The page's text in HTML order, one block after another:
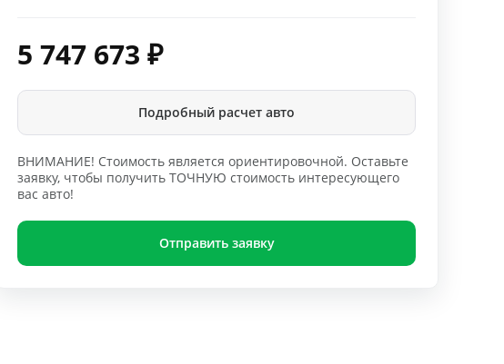
5 747 673 ₽
Подробный расчет авто
ВНИМАНИЕ! Стоимость является ориентировочной. Оставьте
заявку, чтобы получить ТОЧНУЮ стоимость интересующего
вас авто!
Отправить заявку